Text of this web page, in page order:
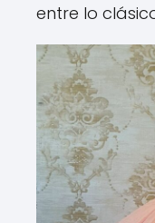
entre lo